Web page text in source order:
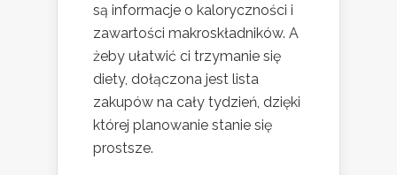
są informacje o kaloryczności i
zawartości makroskładników. A
żeby ułatwić ci trzymanie się
diety, dołączona jest lista
zakupów na cały tydzień, dzięki
której planowanie stanie się
prostsze.